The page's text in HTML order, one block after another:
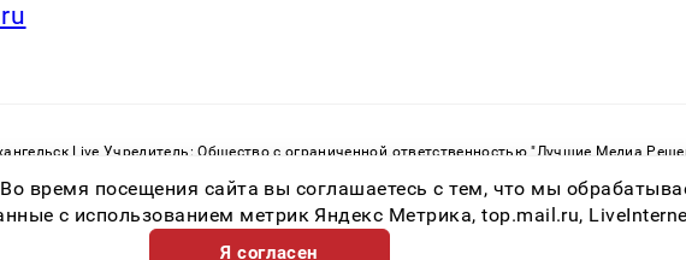
Live Учредитель: Общество с ограниченной ответственностью "Лучшие Медиа
в сфере связи, информационных технологий и массовых коммуникаций (Роскомнадзор)
82533 от 21.01.2022
время посещения сайта вы соглашаетесь с тем, что мы
с использованием метрик Яндекс Метрика, top.mail.ru,
Я согласен